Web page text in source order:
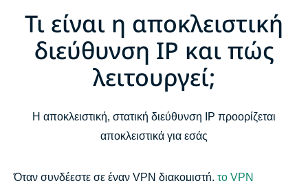
Τι είναι η αποκλειστική διεύθυνση IP και πώς
λειτουργεί;
Γιατί να χρησιμοποιήσετε μια αποκλειστική IP με το
Τοποθεσίες αποκλειστικών IP του ExpressVPN
Τι είναι η αποκλειστική
διεύθυνση IP και πώς
λειτουργεί;
Η αποκλειστική, στατική διεύθυνση IP προορίζεται
αποκλειστικά για εσάς
Όταν συνδέεστε σε έναν VPN διακομιστή, το VPN